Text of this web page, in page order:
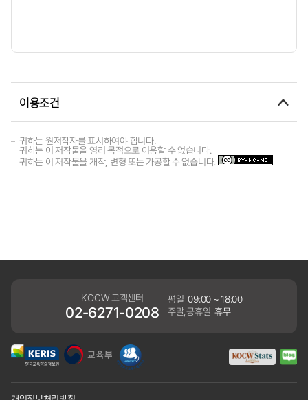
이용조건
귀하는 원저작자를 표시하여야 합니다.
귀하는 이 저작물을 영리 목적으로 이용할 수 없습니다.
귀하는 이 저작물을 개작, 변형 또는 가공할 수 없습니다.
KOCW 고객센터
02-6271-0208
평일 09:00 ~ 18:00
주말,공휴일 휴무